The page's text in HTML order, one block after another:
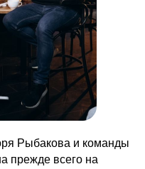
Рыбакова и команды
прежде всего на